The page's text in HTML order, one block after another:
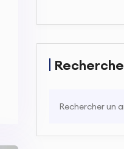
Recherche